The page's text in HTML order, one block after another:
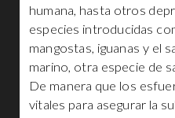
humana, hasta otros
especies introducidas
mangostas, iguanas y el
marino, otra especie de
De manera que los
vitales para asegurar la